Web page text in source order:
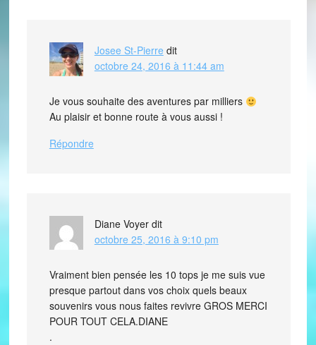
Josee St-Pierre dit
octobre 24, 2016 à 11:44 am
Je vous souhaite des aventures par milliers
Au plaisir et bonne route à vous aussi !
Répondre
Diane Voyer dit
octobre 25, 2016 à 9:10 pm
Vraiment bien pensée les 10 tops je me suis vue
presque partout dans vos choix quels beaux
souvenirs vous nous faites revivre GROS MERCI
POUR TOUT CELA.DIANE
.